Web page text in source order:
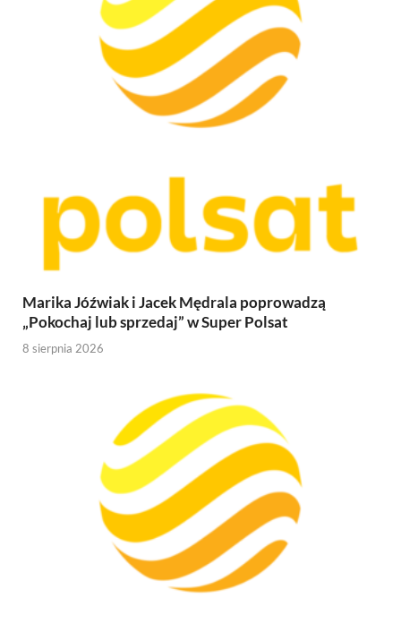
Marika Jóźwiak i Jacek Mędrala poprowadzą
„Pokochaj lub sprzedaj” w Super Polsat
8 sierpnia 2026